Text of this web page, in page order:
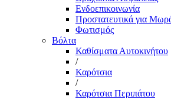
Ενδοεπικοινωνία
Προστατευτικά για
Φωτισμός
Βόλτα
Καθίσματα Αυτοκινήτου
/
Καρότσια
/
Καρότσια Περιπάτου